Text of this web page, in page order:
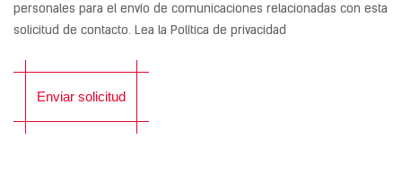
personales para el envío de comunicaciones relacionadas con esta
solicitud de contacto. Lea la Política de privacidad